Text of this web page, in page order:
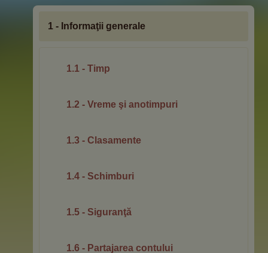
1 - Informaţii generale
1.1 - Timp
1.2 - Vreme şi anotimpuri
1.3 - Clasamente
1.4 - Schimburi
1.5 - Siguranţă
1.6 - Partajarea contului